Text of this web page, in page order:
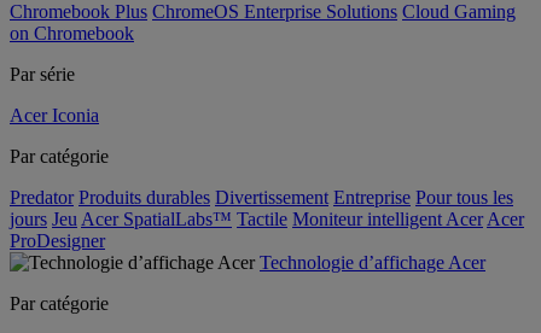
Chromebook Plus ChromeOS Enterprise Solutions Cloud Gaming
on Chromebook
Par série
Acer Iconia
Par catégorie
Predator Produits durables Divertissement Entreprise Pour tous les
jours Jeu Acer SpatialLabs™ Tactile Moniteur intelligent Acer Acer
ProDesigner
Technologie d’affichage Acer
Par catégorie